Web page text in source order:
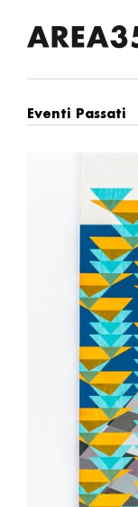
Eventi Passati